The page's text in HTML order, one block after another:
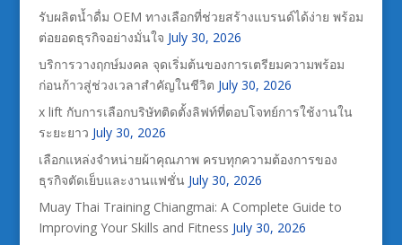
รับผลิตน้ำดื่ม OEM ทางเลือกที่ช่วยสร้างแบรนด์ได้ง่าย พร้อม
ต่อยอดธุรกิจอย่างมั่นใจ July 30, 2026
บริการวางฤกษ์มงคล จุดเริ่มต้นของการเตรียมความพร้อม
ก่อนก้าวสู่ช่วงเวลาสำคัญในชีวิต July 30, 2026
x lift กับการเลือกบริษัทติดตั้งลิฟท์ที่ตอบโจทย์การใช้งานใน
ระยะยาว July 30, 2026
เลือกแหล่งจำหน่ายผ้าคุณภาพ ครบทุกความต้องการของ
ธุรกิจตัดเย็บและงานแฟชั่น July 30, 2026
Muay Thai Training Chiangmai: A Complete Guide to
Improving Your Skills and Fitness July 30, 2026